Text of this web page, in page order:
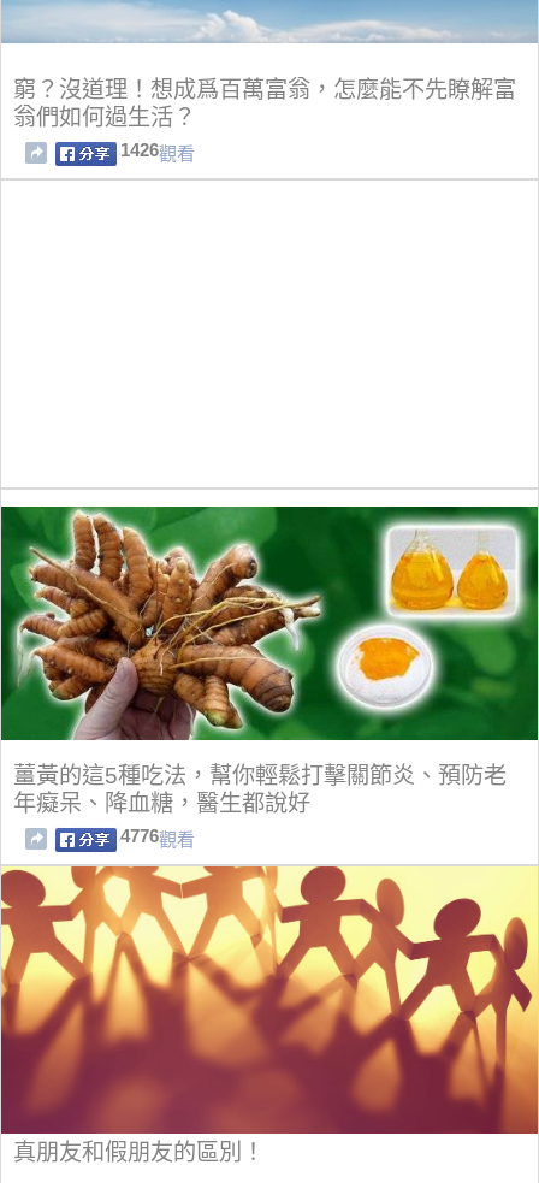
窮？沒道理！想成爲百萬富翁，怎麼能不先瞭解富
翁們如何過生活？
1426觀看
薑黃的這5種吃法，幫你輕鬆打擊關節炎、預防老
年癡呆、降血糖，醫生都說好
4776觀看
真朋友和假朋友的區別！